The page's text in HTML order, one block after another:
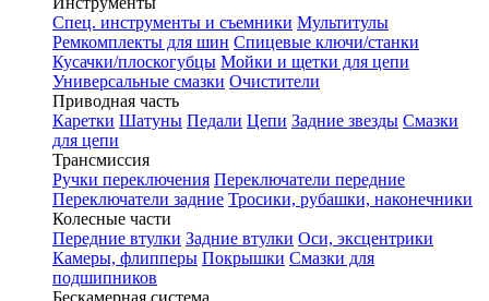
Спец. инструменты и съемники Мультитулы
Ремкомплекты для шин Спицевые ключи/станки
Кусачки/плоскогубцы Мойки и щетки для цепи
Универсальные смазки Очистители
Приводная часть
Каретки Шатуны Педали Цепи Задние звезды Смазки
для цепи
Трансмиссия
Ручки переключения Переключатели передние
Переключатели задние Тросики, рубашки, наконечники
Колесные части
Передние втулки Задние втулки Оси, эксцентрики
Камеры, флипперы Покрышки Смазки для
подшипников